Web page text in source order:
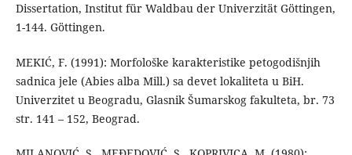
Dissertation, Institut für Waldbau der Univerzität Göttingen,
1-144. Göttingen.
MEKIĆ, F. (1991): Morfološke karakteristike petogodišnjih
sadnica jele (Abies alba Mill.) sa devet lokaliteta u BiH.
Univerzitet u Beogradu, Glasnik Šumarskog fakulteta, br. 73
str. 141 – 152, Beograd.